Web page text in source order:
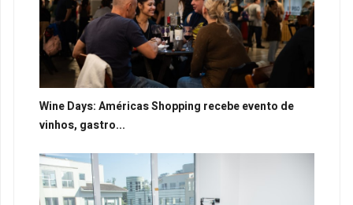
Wine Days: Américas Shopping recebe evento de
vinhos, gastro...